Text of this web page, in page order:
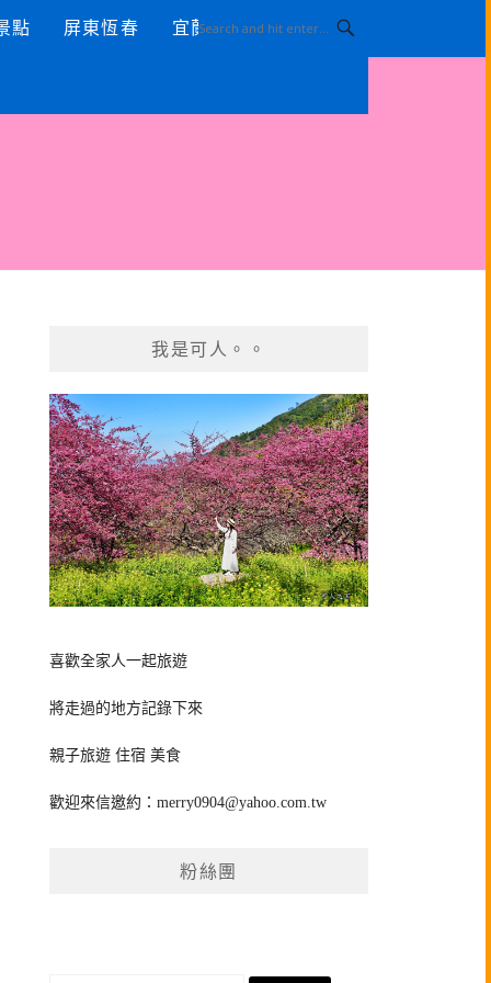
點 屏東恆春 宜蘭景點
我是可人。。
喜歡全家人一起旅遊
將走過的地方記錄下來
親子旅遊 住宿 美食
歡迎來信邀約：merry0904@yahoo.com.tw
粉絲團